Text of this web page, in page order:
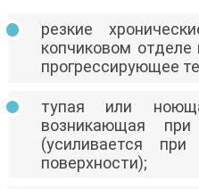
резкие
копчиковом
прогрессирующее
тупая или
возникающая
(усиливается
поверхности);